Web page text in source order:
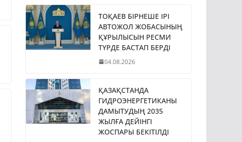
ТОҚАЕВ БІРНЕШЕ ІРІ
АВТОЖОЛ ЖОБАСЫНЫҢ
ҚҰРЫЛЫСЫН РЕСМИ
ТҮРДЕ БАСТАП БЕРДІ
04.08.2026
ҚАЗАҚСТАНДА
ГИДРОЭНЕРГЕТИКАНЫ
ДАМЫТУДЫҢ 2035
ЖЫЛҒА ДЕЙІНГІ
ЖОСПАРЫ БЕКІТІЛДІ